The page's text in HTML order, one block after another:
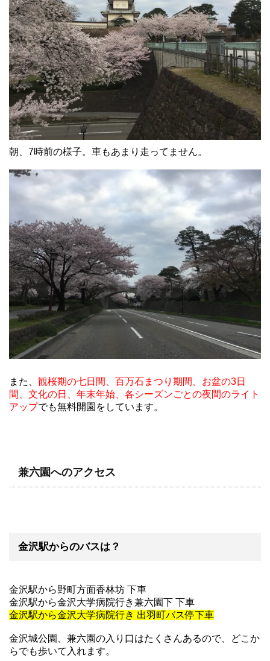
朝、7時前の様子。車もあまり走ってません。
また、 観桜期の七日間、百万石まつり期間、お盆の3日
間、文化の日、年末年始、各シーズンごとの夜間のライト
アップでも無料開園をしています。
兼六園へのアクセス
金沢駅からのバスは？
金沢駅から野町方面香林坊 下車
金沢駅から金沢大学病院行き兼六園下 下車
金沢駅から金沢大学病院行き 出羽町バス停下車
金沢城公園、兼六園の入り口はたくさんあるので、どこか
らでも歩いて入れます。